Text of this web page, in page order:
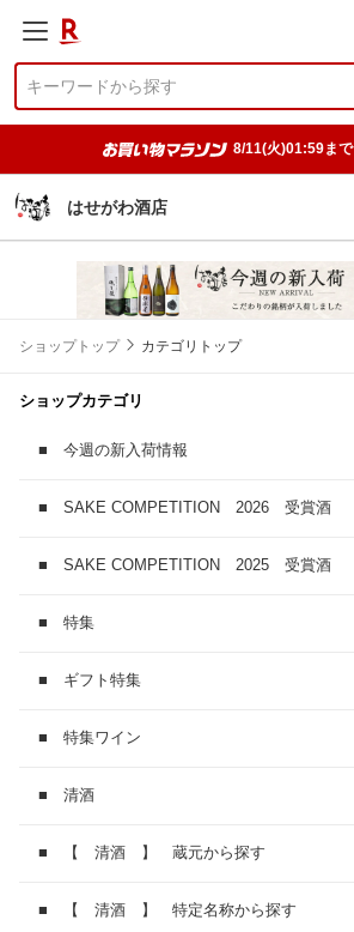
8/11(火)01:59まで
はせがわ酒店
ショップトップ カテゴリトップ
ショップカテゴリ
■ 今週の新入荷情報
■ SAKE COMPETITION 2026 受賞酒
■ SAKE COMPETITION 2025 受賞酒
■ 特集
■ ギフト特集
■ 特集ワイン
■ 清酒
■ 【 清酒 】 蔵元から探す
■ 【 清酒 】 特定名称から探す